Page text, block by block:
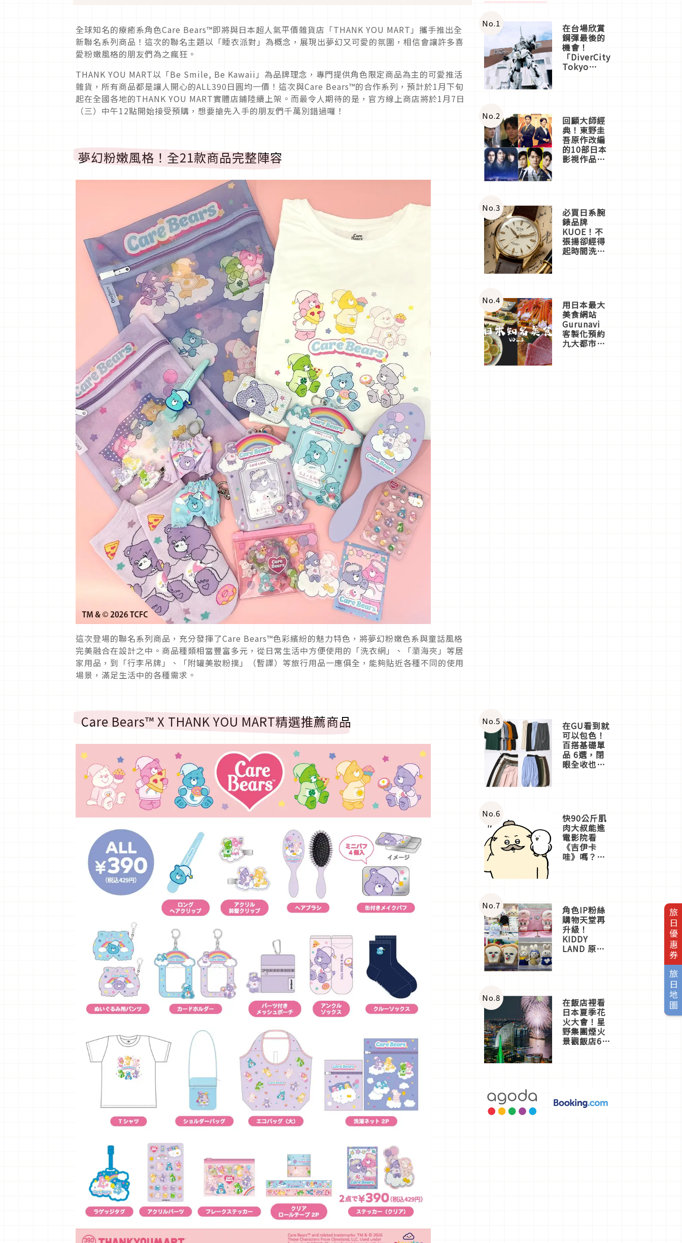
旅日優惠券
旅日地圖
全球知名的療癒系角色Care Bears™即將與日本超人氣平價雜貨店「THANK YOU MART」攜手推出全
新聯名系列商品！這次的聯名主題以「睡衣派對」為概念，展現出夢幻又可愛的氛圍，相信會讓許多喜
愛粉嫩風格的朋友們為之瘋狂。
THANK YOU MART以「Be Smile, Be Kawaii」為品牌理念，專門提供角色限定商品為主的可愛推活
雜貨，所有商品都是讓人開心的ALL390日圓均一價！這次與Care Bears™的合作系列，預計於1月下旬
起在全國各地的THANK YOU MART實體店鋪陸續上架。而最令人期待的是，官方線上商店將於1月7日
（三）中午12點開始接受預購，想要搶先入手的朋友們千萬別錯過囉！
夢幻粉嫩風格！全21款商品完整陣容
這次登場的聯名系列商品，充分發揮了Care Bears™色彩繽紛的魅力特色，將夢幻粉嫩色系與童話風格
完美融合在設計之中。商品種類相當豐富多元，從日常生活中方便使用的「洗衣網」、「瀏海夾」等居
家用品，到「行李吊牌」、「附罐美妝粉撲」（暫譯）等旅行用品一應俱全，能夠貼近各種不同的使用
場景，滿足生活中的各種需求。
Care Bears™ X THANK YOU MART精選推薦商品
No.1 在台場欣賞
鋼彈最後的
機會！
「DiverCity
Tokyo
體驗
No.2 回顧大師經
典！東野圭
吾原作改編
的10部日本
影視作品推
No.3 必買日系腕
錶品牌
KUOE！不
張揚卻經得
起時間洗鍊
No.4 用日本最大
美食網站
Gurunavi
客製化預約
九大都市餐
No.5 在GU看到就
可以包色！
百搭基礎單
品 6選，閉
眼全收也不
No.6 快90公斤肌
肉大叔能進
電影院看
《吉伊卡
哇》嗎？日
一同給出了
答案
No.7 角色IP粉絲
購物天堂再
升級！
KIDDY
LAND 原宿
店3分即達
No.8 在飯店裡看
日本夏季花
火大會！星
野集團煙火
景觀飯店6